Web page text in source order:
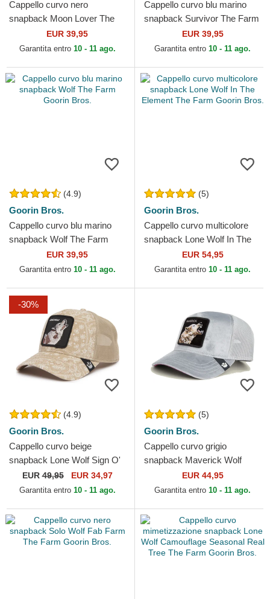
Cappello curvo nero
snapback Moon Lover The
Farm Goorin Bros.
EUR 39,95
Garantita entro 10 - 11 ago.
Cappello curvo blu marino
snapback Survivor The Farm
Goorin Bros.EUR 39,95
Garantita entro 10 - 11 ago.
(4.9)
Goorin Bros.
Cappello curvo blu marino
snapback Wolf The Farm
Goorin Bros.EUR 39,95
Garantita entro 10 - 11 ago.
(5)
Goorin Bros.
Cappello curvo multicolore
snapback Lone Wolf In The
Element The Farm Goorin
Bros.
EUR 54,95
Garantita entro 10 - 11 ago.
-30%
(4.9)
Goorin Bros.
Cappello curvo beige
snapback Lone Wolf Sign O'
The Times The Farm Paisley
The Farm Goorin Bros.
EUR49,95 EUR 34,97
Garantita entro 10 - 11 ago.
(5)
Goorin Bros.
Cappello curvo grigio
snapback Maverick Wolf
Velour The Farm Goorin
Bros.
EUR 44,95
Garantita entro 10 - 11 ago.